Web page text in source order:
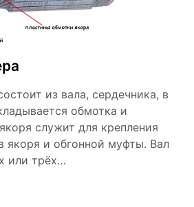
из вала, сердечника, в
обмотка и
служит для крепления
якоря и обгонной муфты. Вал
или трёх…